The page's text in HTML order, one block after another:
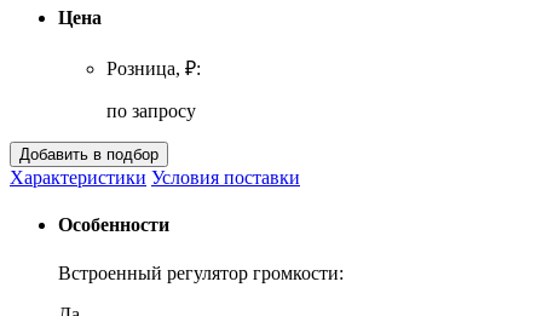
Цена
Розница, ₽:
по запросу
Характеристики Условия поставки
Особенности
Встроенный регулятор громкости: